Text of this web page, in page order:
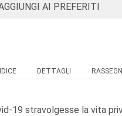
AI PREFERITI
DETTAGLI
19 stravolgesse la vita